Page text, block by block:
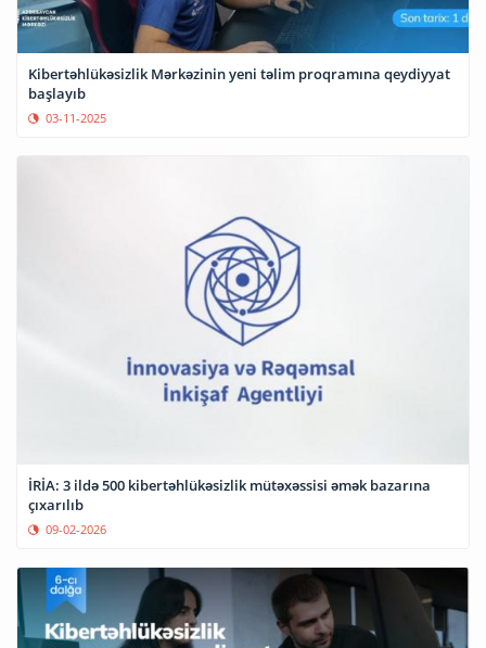
Kibertəhlükəsizlik Mərkəzinin yeni təlim proqramına qeydiyyat
başlayıb
03-11-2025
İRİA: 3 ildə 500 kibertəhlükəsizlik mütəxəssisi əmək bazarına
çıxarılıb
09-02-2026